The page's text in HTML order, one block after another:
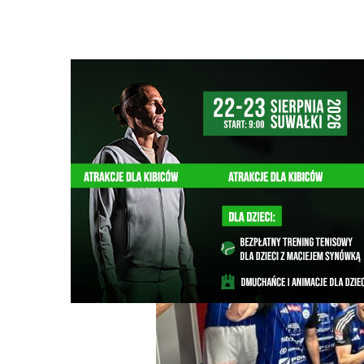
Ścieżka
nawigacyjna
SPORT 07/05/2026
Wigry z awansem do finału